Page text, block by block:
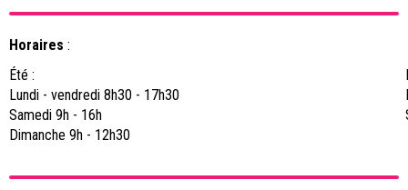
Horaires :
Été :
Lundi - vendredi 8h30 - 17h30
Samedi 9h - 16h
Dimanche 9h - 12h30